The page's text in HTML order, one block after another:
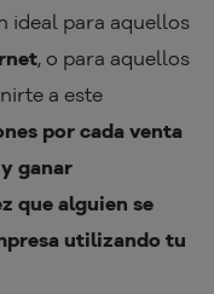
ideal para aquellos
, o para aquellos
a este
por cada venta
ganar
que alguien se
utilizando tu